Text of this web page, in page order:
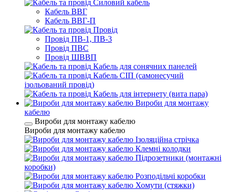
Силовий кабель
Кабель ВВГ
Кабель ВВГ-П
Провід
Провід ПВ-1, ПВ-3
Провід ПВС
Провід ШВВП
Кабель для сонячних панелей
Кабель СІП (самонесучий
ізольований провід)
Кабель для інтернету (вита пара)
Вироби для монтажу
кабелю
Вироби для монтажу кабелю
Вироби для монтажу кабелю
Ізоляційна стрічка
Клемні колодки
Підрозетники (монтажні
коробки)
Розподільчі коробки
Хомути (стяжки)